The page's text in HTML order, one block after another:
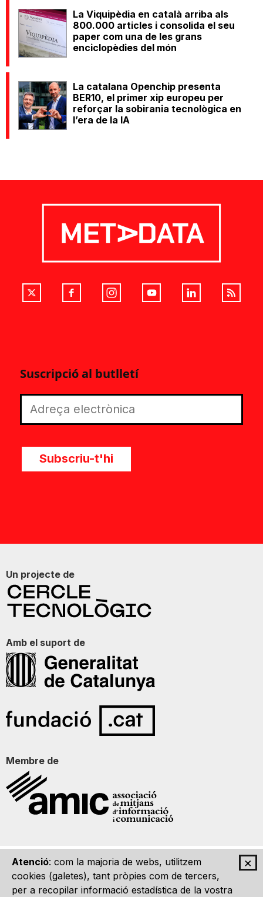
La Viquipèdia en català arriba als
800.000 articles i consolida el seu
paper com una de les grans
enciclopèdies del món
La catalana Openchip presenta
BER10, el primer xip europeu per
reforçar la sobirania tecnològica en
l’era de la IA
×
Atenció: com la majoria de webs, utilitzem
cookies (galetes), tant pròpies com de tercers,
per a recopilar informació estadística de la vostra
Suscripció al butlletí
Subscriu-t'hi
Un projecte de
Amb el suport de
Membre de
Qui som Contacte Imatge Gràfica Avís legal